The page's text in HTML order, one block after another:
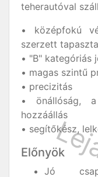
teherautóval
• középfokú
szerzett
• "B" kategóriás
• magas szintű
• precizitás
• önállóság,
hozzáállás
• segítőkész,
Előnyök
Jó